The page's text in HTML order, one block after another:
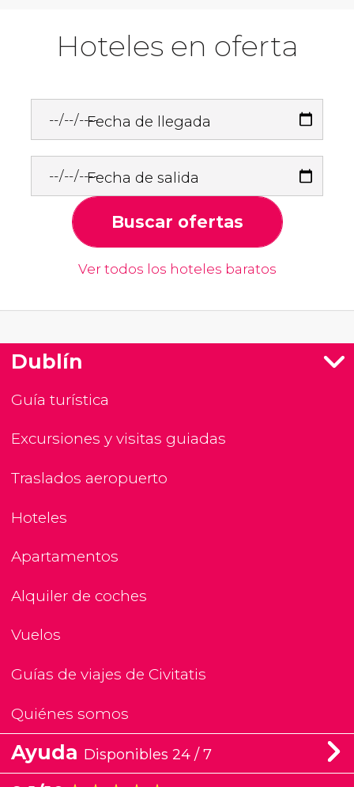
Hoteles en oferta
Fecha de llegada
Fecha de salida
Buscar ofertas
Ver todos los hoteles baratos
Dublín
Guía turística
Excursiones y visitas guiadas
Traslados aeropuerto
Hoteles
Apartamentos
Alquiler de coches
Vuelos
Guías de viajes de Civitatis
Quiénes somos
Ayuda Disponibles 24 / 7